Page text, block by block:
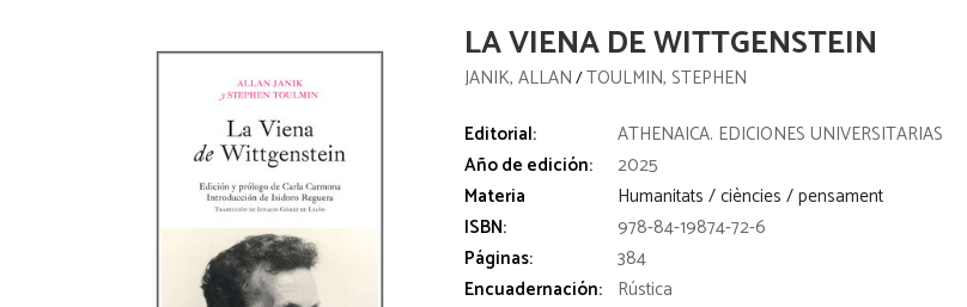
LA VIENA DE WITTGENSTEIN
JANIK, ALLAN/TOULMIN, STEPHEN
Editorial:
ATHENAICA. EDICIONES UNIVERSITARIAS
Año de edición:
2025
Materia
Humanitats / ciències / pensament
ISBN:
978-84-19874-72-6
Páginas:
384
Encuadernación: Rústica